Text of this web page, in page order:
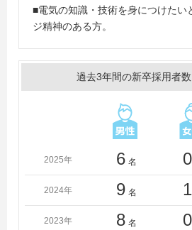
■電気の知識・技術を身につけたい
ジ精神のある方。
過去3年間の新卒採用者数
2025年 6 名 0
2024年 9 名 1
2023年 8 名 0